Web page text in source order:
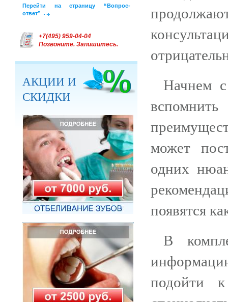
Перейти на страницу “Вопрос-
ответ”
+7(495) 959-04-04
Позвоните. Запишитесь.
АКЦИИ И
СКИДКИ
Начнем
может
одних
появятся
В
подойти